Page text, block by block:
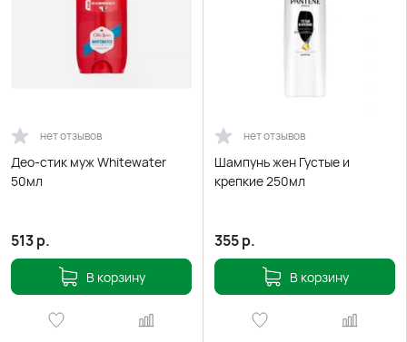
нет отзывов
Део-стик муж Whitewater
50мл
513р.
В корзину
нет отзывов
Шампунь жен Густые и
крепкие 250мл
355р.
В корзину